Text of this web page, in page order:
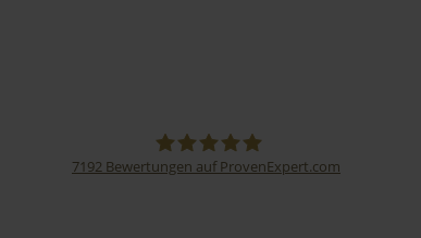
7192 Bewertungen auf ProvenExpert.com